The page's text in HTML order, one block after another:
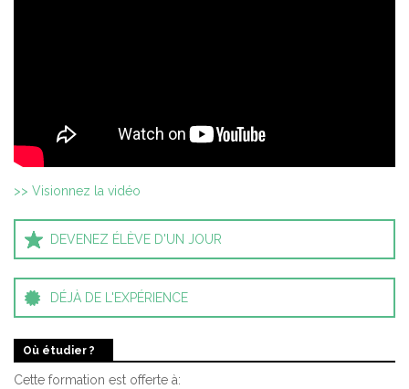
>> Visionnez la vidéo
DEVENEZ ÉLÈVE D'UN JOUR
DÉJÀ DE L'EXPÉRIENCE
Où étudier ?
Cette formation est offerte à: